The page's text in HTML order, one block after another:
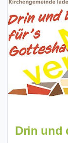
Drin und